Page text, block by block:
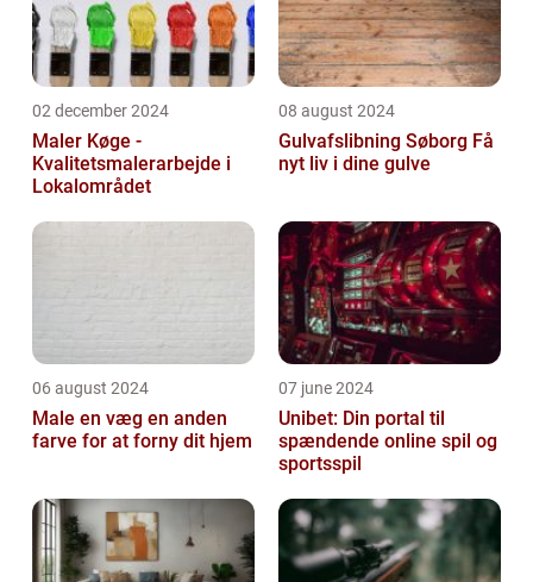
02 december 2024
Maler Køge -
Kvalitetsmalerarbejde i
Lokalområdet
08 august 2024
Gulvafslibning Søborg Få
nyt liv i dine gulve
06 august 2024
Male en væg en anden
farve for at forny dit hjem
07 june 2024
Unibet: Din portal til
spændende online spil og
sportsspil